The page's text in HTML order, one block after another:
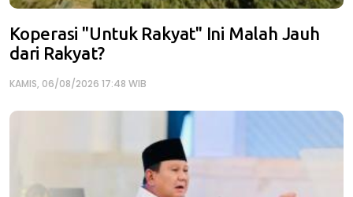
Koperasi "Untuk Rakyat" Ini Malah Jauh
dari Rakyat?
KAMIS, 06/08/2026 17:48 WIB